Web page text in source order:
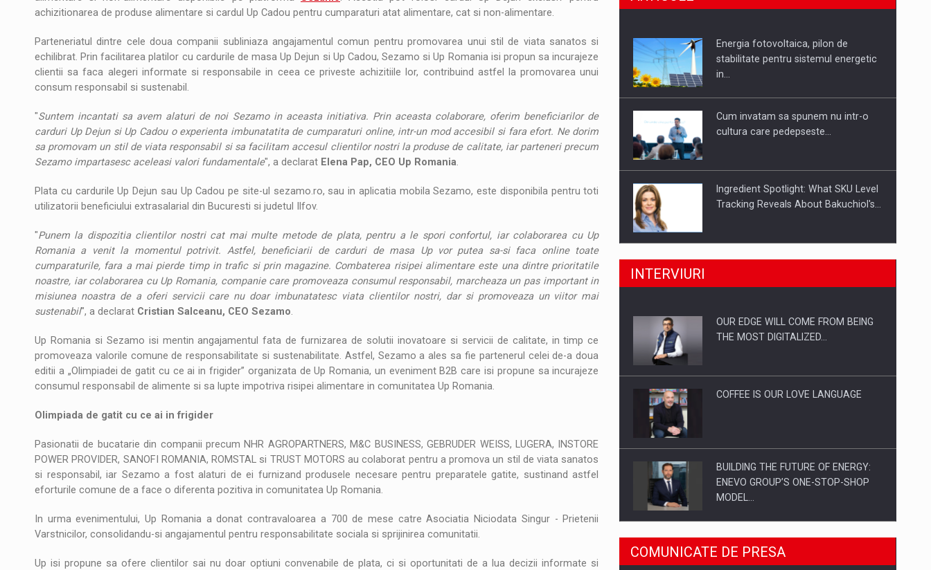
achizitionarea de produse alimentare si cardul Up Cadou pentru cumparaturi atat alimentare, cat si non-alimentare.
Parteneriatul dintre cele doua companii subliniaza angajamentul comun pentru promovarea unui stil de viata sanatos si
echilibrat. Prin facilitarea platilor cu cardurile de masa Up Dejun si Up Cadou, Sezamo si Up Romania isi propun sa incurajeze
clientii sa faca alegeri informate si responsabile in ceea ce priveste achizitiile lor, contribuind astfel la promovarea unui
consum responsabil si sustenabil.
"Suntem incantati sa avem alaturi de noi Sezamo in aceasta initiativa. Prin aceasta colaborare, oferim beneficiarilor de
carduri Up Dejun si Up Cadou o experienta imbunatatita de cumparaturi online, intr-un mod accesibil si fara efort. Ne dorim
sa promovam un stil de viata responsabil si sa facilitam accesul clientilor nostri la produse de calitate, iar parteneri precum
Sezamo impartasesc aceleasi valori fundamentale", a declarat Elena Pap, CEO Up Romania.
Plata cu cardurile Up Dejun sau Up Cadou pe site-ul sezamo.ro, sau in aplicatia mobila Sezamo, este disponibila pentru toti
utilizatorii beneficiului extrasalarial din Bucuresti si judetul Ilfov.
"Punem la dispozitia clientilor nostri cat mai multe metode de plata, pentru a le spori confortul, iar colaborarea cu Up
Romania a venit la momentul potrivit. Astfel, beneficiarii de carduri de masa Up vor putea sa-si faca online toate
cumparaturile, fara a mai pierde timp in trafic si prin magazine. Combaterea risipei alimentare este una dintre prioritatile
noastre, iar colaborarea cu Up Romania, companie care promoveaza consumul responsabil, marcheaza un pas important in
misiunea noastra de a oferi servicii care nu doar imbunatatesc viata clientilor nostri, dar si promoveaza un viitor mai
sustenabil", a declarat Cristian Salceanu, CEO Sezamo.
Up Romania si Sezamo isi mentin angajamentul fata de furnizarea de solutii inovatoare si servicii de calitate, in timp ce
promoveaza valorile comune de responsabilitate si sustenabilitate. Astfel, Sezamo a ales sa fie partenerul celei de-a doua
editii a „Olimpiadei de gatit cu ce ai in frigider” organizata de Up Romania, un eveniment B2B care isi propune sa incurajeze
consumul responsabil de alimente si sa lupte impotriva risipei alimentare in comunitatea Up Romania.
Olimpiada de gatit cu ce ai in frigider
Pasionatii de bucatarie din companii precum NHR AGROPARTNERS, M&C BUSINESS, GEBRUDER WEISS, LUGERA, INSTORE
POWER PROVIDER, SANOFI ROMANIA, ROMSTAL si TRUST MOTORS au colaborat pentru a promova un stil de viata sanatos
si responsabil, iar Sezamo a fost alaturi de ei furnizand produsele necesare pentru preparatele gatite, sustinand astfel
eforturile comune de a face o diferenta pozitiva in comunitatea Up Romania.
In urma evenimentului, Up Romania a donat contravaloarea a 700 de mese catre Asociatia Niciodata Singur - Prietenii
Varstnicilor, consolidandu-si angajamentul pentru responsabilitate sociala si sprijinirea comunitatii.
Up isi propune sa ofere clientilor sai nu doar optiuni convenabile de plata, ci si oportunitati de a lua decizii informate si
Webinar - Business Evolution-
RETHINK STRATEGY-Finantare
Energia fotovoltaica, pilon de
stabilitate pentru sistemul energetic
in…
Cum invatam sa spunem nu intr-o
cultura care pedepseste…
Ingredient Spotlight: What SKU Level
Tracking Reveals About Bakuchiol's…
Producatorii si comerciantii care nu
Proteinmaxxing and the Future of
INTERVIURI
OUR EDGE WILL COME FROM BEING
THE MOST DIGITALIZED…
COFFEE IS OUR LOVE LANGUAGE
BUILDING THE FUTURE OF ENERGY:
ENEVO GROUP’S ONE-STOP-SHOP
MODEL…
ROOTED IN ROMANIA, BUILT TO
DELIVER TECHNOLOGY FOR THE…
COMUNICATE DE PRESA